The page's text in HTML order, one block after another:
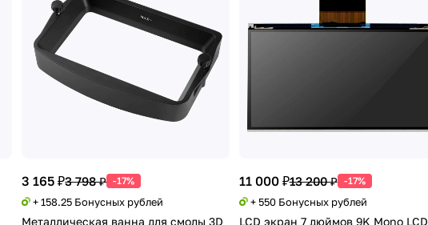
3 165 ₽3 798 ₽ -17%
+ 158.25 Бонусных рублей
Металлическая ванна для смолы 3D
11 000 ₽13 200 ₽ -17%
+ 550 Бонусных рублей
LCD экран 7 дюймов 9K Mono LCD